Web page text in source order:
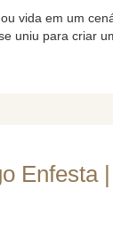
vida em um
uniu para criar
Enfesta